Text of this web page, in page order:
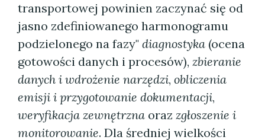
transportowej powinien zaczynać się od
jasno zdefiniowanego harmonogramu
podzielonego na fazy" diagnostyka (ocena
gotowości danych i procesów), zbieranie
danych i wdrożenie narzędzi, obliczenia
emisji i przygotowanie dokumentacji,
weryfikacja zewnętrzna oraz zgłoszenie i
monitorowanie. Dla średniej wielkości